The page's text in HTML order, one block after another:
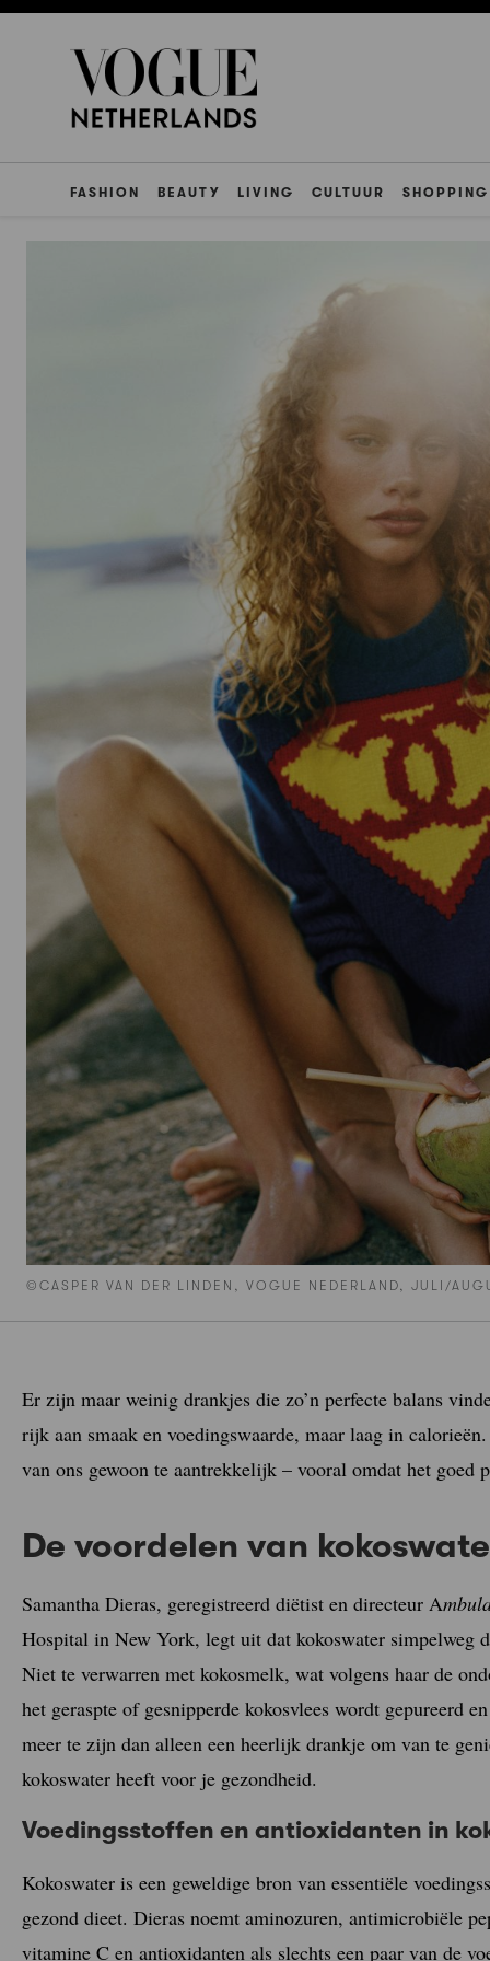
FASHION BEAUTY LIVING CULTUUR SHOPPING
©CASPER VAN DER LINDEN, VOGUE NEDERLAND, JULI/
Er zijn maar weinig drankjes die zo’n perfecte balans
rijk aan smaak en voedingswaarde, maar laag in
van ons gewoon te aantrekkelijk – vooral omdat het goed
De voordelen van
Samantha Dieras, geregistreerd diëtist en directeur A
Hospital in New York, legt uit dat kokoswater simpelweg
Niet te verwarren met kokosmelk, wat volgens haar de
het geraspte of gesnipperde kokosvlees wordt gepureerd
meer te zijn dan alleen een heerlijk drankje om van te
kokoswater heeft voor je gezondheid.
Voedingsstoffen en antioxidanten in
Kokoswater is een geweldige bron van essentiële
gezond dieet. Dieras noemt aminozuren, antimicrobiële
vitamine C en antioxidanten als slechts een paar van de